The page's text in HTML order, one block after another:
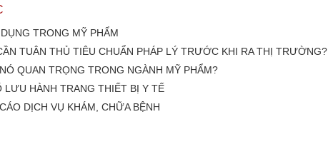
TRONG MỸ PHẨM
TUÂN THỦ TIÊU CHUẨN PHÁP LÝ TRƯỚC KHI RA THỊ TRƯỜNG?
QUAN TRỌNG TRONG NGÀNH MỸ PHẨM?
LƯU HÀNH TRANG THIẾT BỊ Y TẾ
DỊCH VỤ KHÁM, CHỮA BỆNH